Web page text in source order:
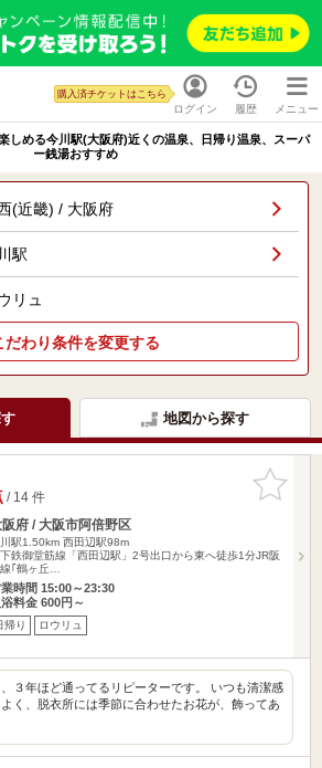
ログイン
購入済チケットはこちら
履歴 メニュー
しめる今川駅(大阪府)近くの温泉、日帰り温泉、スーパ
ー銭湯おすすめ
(近畿) / 大阪府
駅
リュ
だわり条件を変更する
地図から探す
お気に入
りに追加
/ 14 件
府 / 大阪市阿倍野区
駅1.50km 西田辺駅98m
鉄御堂筋線「西田辺駅」2号出口から東へ徒歩1分JR阪
｢鶴ヶ丘…
時間 15:00～23:30
浴料金 600円～
帰り ロウリュ
３年ほど通ってるリピーターです。 いつも清潔感
く、脱衣所には季節に合わせたお花が、飾ってあ